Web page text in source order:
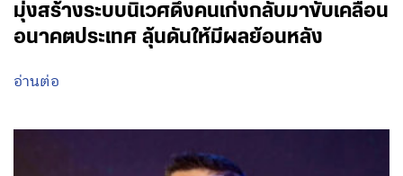
มุ่งสร้างระบบนิเวศดึงคนเก่งกลับมาขับเคลื่อน
อนาคตประเทศ ลุ้นดันให้มีผลย้อนหลัง
อ่านต่อ